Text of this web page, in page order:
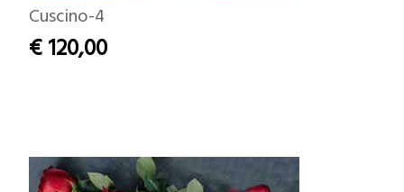
Cuscino-4
€ 120,00